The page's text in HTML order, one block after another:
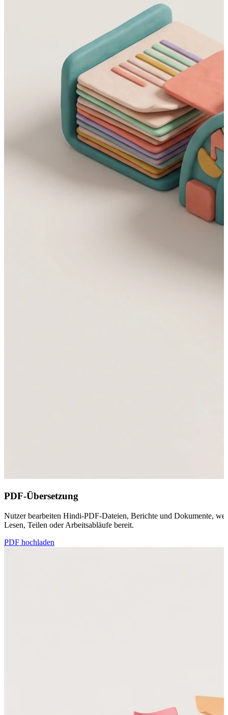
PDF-Übersetzung
Nutzer bearbeiten Hindi-PDF-Dateien, Berichte und Dokumente,
Lesen, Teilen oder Arbeitsabläufe bereit.
PDF hochladen